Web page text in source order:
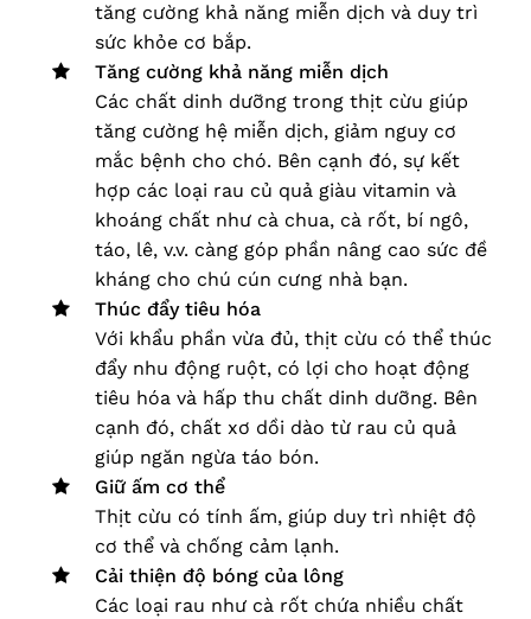
tăng cường khả năng miễn dịch và duy trì
sức khỏe cơ bắp.
Tăng cường khả năng miễn dịch
Các chất dinh dưỡng trong thịt cừu giúp
tăng cường hệ miễn dịch, giảm nguy cơ
mắc bệnh cho chó. Bên cạnh đó, sự kết
hợp các loại rau củ quả giàu vitamin và
khoáng chất như cà chua, cà rốt, bí ngô,
táo, lê, v.v. càng góp phần nâng cao sức đề
kháng cho chú cún cưng nhà bạn.
Thúc đẩy tiêu hóa
Với khẩu phần vừa đủ, thịt cừu có thể thúc
đẩy nhu động ruột, có lợi cho hoạt động
tiêu hóa và hấp thu chất dinh dưỡng. Bên
cạnh đó, chất xơ dồi dào từ rau củ quả
giúp ngăn ngừa táo bón.
Giữ ấm cơ thể
Thịt cừu có tính ấm, giúp duy trì nhiệt độ
cơ thể và chống cảm lạnh.
Cải thiện độ bóng của lông
Các loại rau như cà rốt chứa nhiều chất